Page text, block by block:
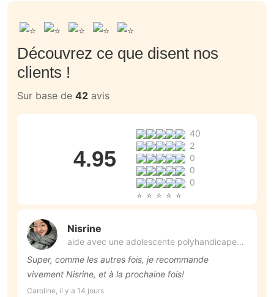
Découvrez ce que disent nos
clients !
Sur base de 42 avis
4.95
40
2
0
0
0
Nisrine
aide avec une adolescente polyhandicapee
(9)
Super, comme les autres fois, je recommande
vivement Nisrine, et à la prochaine fois!
Caroline, il y a 14 jours